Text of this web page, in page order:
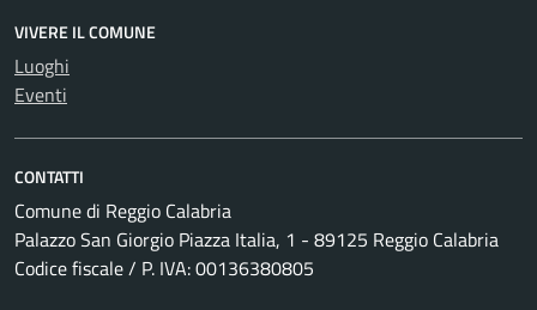
VIVERE IL COMUNE
Luoghi
Eventi
CONTATTI
Comune di Reggio Calabria
Palazzo San Giorgio Piazza Italia, 1 - 89125 Reggio Calabria
Codice fiscale / P. IVA: 00136380805